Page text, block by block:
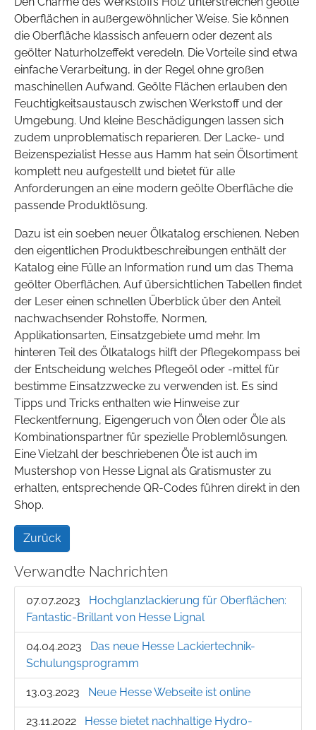
Oberflächen in außergewöhnlicher Weise. Sie können
die Oberfläche klassisch anfeuern oder dezent als
geölter Naturholzeffekt veredeln. Die Vorteile sind etwa
einfache Verarbeitung, in der Regel ohne großen
maschinellen Aufwand. Geölte Flächen erlauben den
Feuchtigkeitsaustausch zwischen Werkstoff und der
Umgebung. Und kleine Beschädigungen lassen sich
zudem unproblematisch reparieren. Der Lacke- und
Beizenspezialist Hesse aus Hamm hat sein Ölsortiment
komplett neu aufgestellt und bietet für alle
Anforderungen an eine modern geölte Oberfläche die
passende Produktlösung.
Dazu ist ein soeben neuer Ölkatalog erschienen. Neben
den eigentlichen Produktbeschreibungen enthält der
Katalog eine Fülle an Information rund um das Thema
geölter Oberflächen. Auf übersichtlichen Tabellen findet
der Leser einen schnellen Überblick über den Anteil
nachwachsender Rohstoffe, Normen,
Applikationsarten, Einsatzgebiete umd mehr. Im
hinteren Teil des Ölkatalogs hilft der Pflegekompass bei
der Entscheidung welches Pflegeöl oder -mittel für
bestimme Einsatzzwecke zu verwenden ist. Es sind
Tipps und Tricks enthalten wie Hinweise zur
Fleckentfernung, Eigengeruch von Ölen oder Öle als
Kombinationspartner für spezielle Problemlösungen.
Eine Vielzahl der beschriebenen Öle ist auch im
Mustershop von Hesse Lignal als Gratismuster zu
erhalten, entsprechende QR-Codes führen direkt in den
Shop.
Zurück
Verwandte Nachrichten
07.07.2023
Hochglanzlackierung für Oberflächen:
Fantastic-Brillant von Hesse Lignal
04.04.2023
Das neue Hesse Lackiertechnik-
Schulungsprogramm
13.03.2023 Neue Hesse Webseite ist online
23.11.2022 Hesse bietet nachhaltige Hydro-